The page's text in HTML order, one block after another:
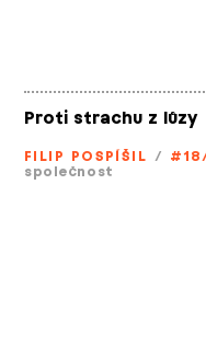
Proti strachu z lůzy
FILIP POSPÍŠIL /
společnost